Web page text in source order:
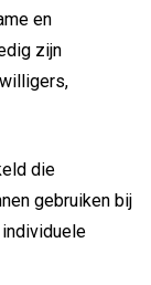
en
zijn
die
gebruiken bij